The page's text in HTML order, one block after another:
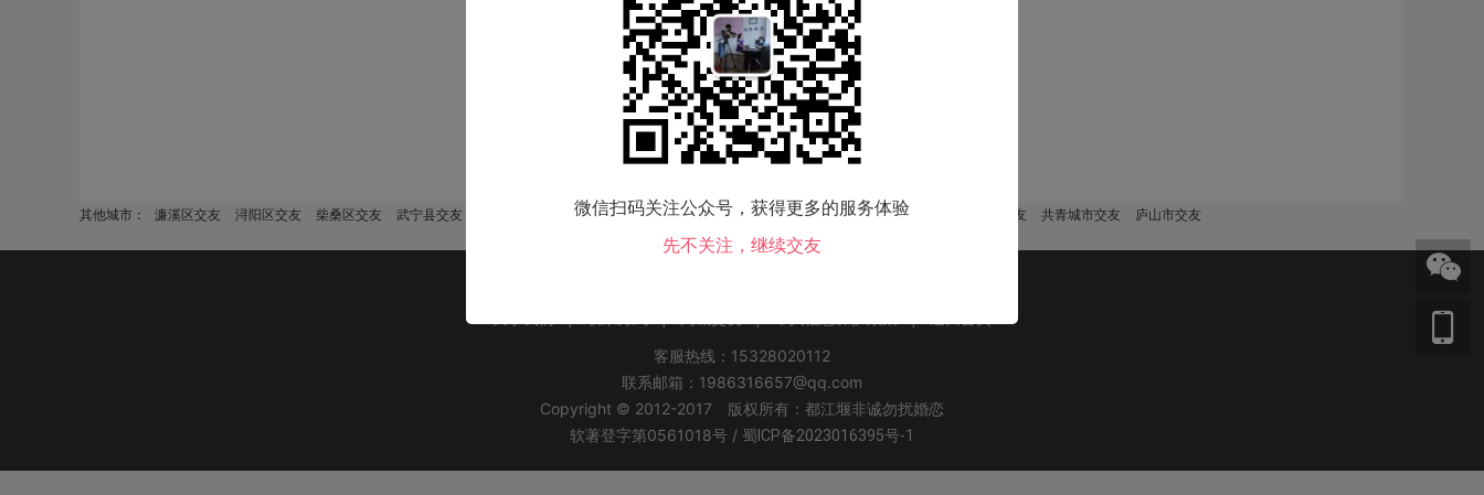
该地区没有会员，换个城市试试！
其他城市： 濂溪区交友 浔阳区交友 柴桑区交友 武宁县交友 永修县交友 德安县交友 都昌县交友 湖口县交友 彭泽县交友 瑞昌市交友 共青城市交友 庐山市交友
客服热线：15328020112
联系邮箱：1986316657@qq.com
Copyright © 2012-2017 版权所有：都江堰非诚勿扰婚恋
软著登字第0561018号 / 蜀ICP备2023016395号-1
微信扫码关注公众号，获得更多的服务体验
先不关注，继续交友